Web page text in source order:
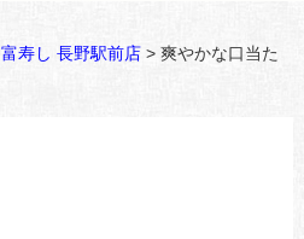
富寿し 長野駅前店> 爽やかな口当た